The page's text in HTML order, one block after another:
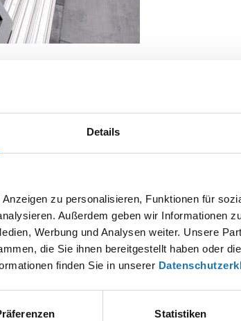
Details
zu personalisieren, Funktionen für
Außerdem geben wir Informationen
Werbung und Analysen weiter. Unsere
die Sie ihnen bereitgestellt haben oder
finden Sie in unserer
Statistiken
veröffentlicht. Erforderliche Felder sind mit*